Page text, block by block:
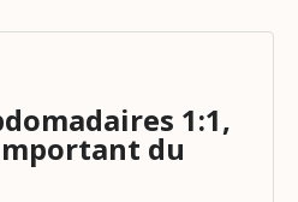
1:1,
du